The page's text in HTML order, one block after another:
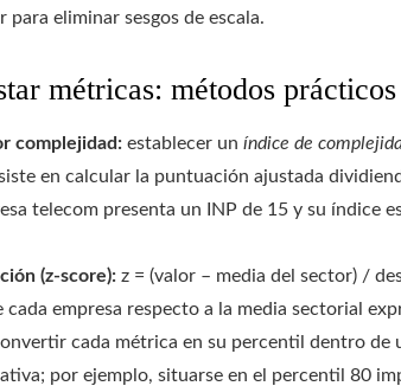
para eliminar sesgos de escala.
métricas: métodos prácticos
complejidad: establecer un índice de
en calcular la puntuación ajustada
telecom presenta un INP de 15 y su índice
(z-score): z = (valor – media del sector) /
cada empresa respecto a la media sectorial
cada métrica en su percentil dentro de
por ejemplo, situarse en el percentil 80